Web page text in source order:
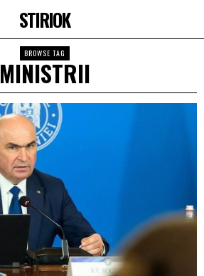
STIRIOK
BROWSE TAG
MINISTRII